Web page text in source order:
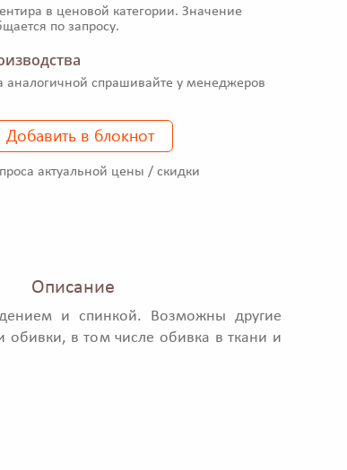
в ценовой категории. Значение
по запросу.
аналогичной спрашивайте у менеджеров
Добавить в блокнот
актуальной цены / скидки
Описание
и спинкой. Возможны другие
обивки, в том числе обивка в ткани и